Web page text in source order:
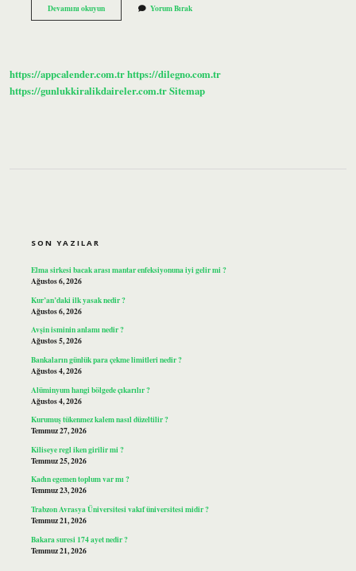
Devamını okuyunArdıç
Yağı
Yorum Bırak
https://appcalender.com.trhttps://dilegno.com.tr
https://gunlukkiralikdaireler.com.trSitemap
SON YAZILAR
Elma sirkesi bacak arası mantar enfeksiyonuna iyi gelir mi ?
Ağustos 6, 2026
Kur’an’daki ilk yasak nedir ?
Ağustos 6, 2026
Avşin isminin anlamı nedir ?
Ağustos 5, 2026
Bankaların günlük para çekme limitleri nedir ?
Ağustos 4, 2026
Alüminyum hangi bölgede çıkarılır ?
Ağustos 4, 2026
Kurumuş tükenmez kalem nasıl düzeltilir ?
Temmuz 27, 2026
Kiliseye regl iken girilir mi ?
Temmuz 25, 2026
Kadın egemen toplum var mı ?
Temmuz 23, 2026
Trabzon Avrasya Üniversitesi vakıf üniversitesi midir ?
Temmuz 21, 2026
Bakara suresi 174 ayet nedir ?
Temmuz 21, 2026